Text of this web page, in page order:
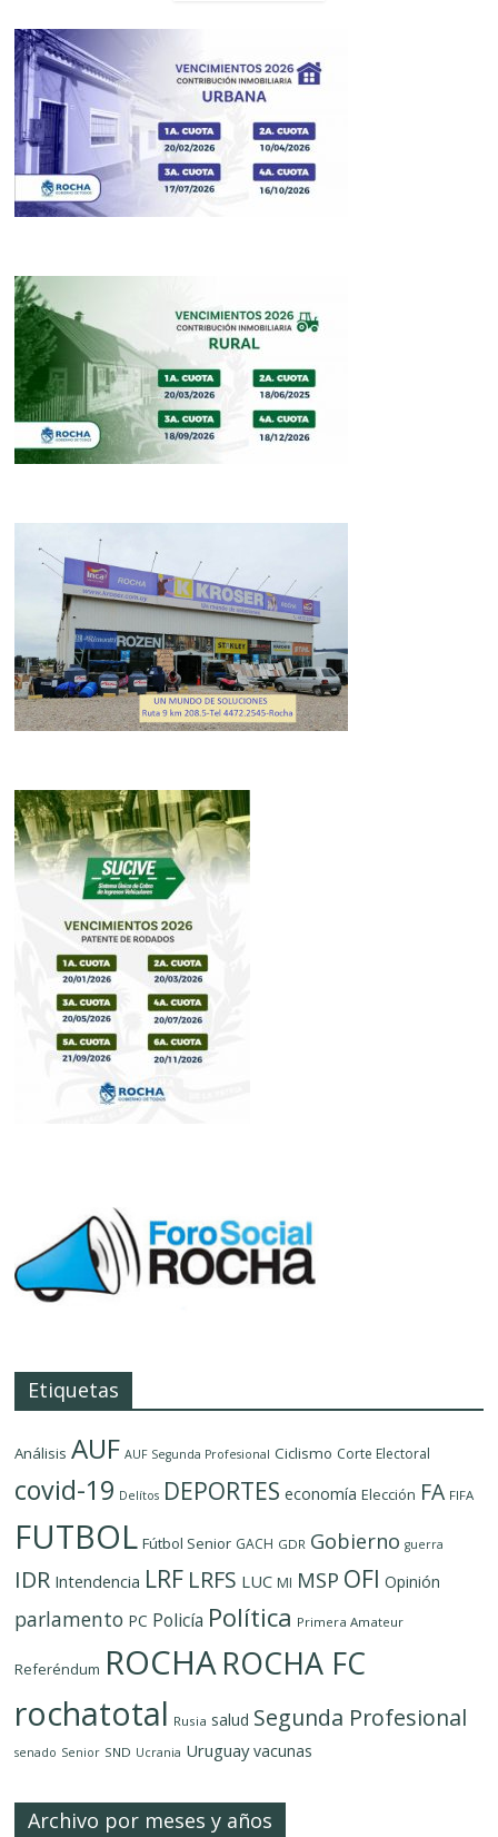
Etiquetas
Análisis AUF AUF Segunda Profesional Ciclismo Corte Electoral
covid-19 Delítos DEPORTES economía Elección FA FIFA
FUTBOL Fútbol Senior GACH GDR Gobierno guerra
IDR Intendencia LRF LRFS LUC MI MSP OFI Opinión
parlamento PC Policía Política Primera Amateur
Referéndum ROCHAROCHA FC
rochatotal Rusia salud Segunda Profesional
senado Senior SND Ucrania Uruguay vacunas
Archivo por meses y años